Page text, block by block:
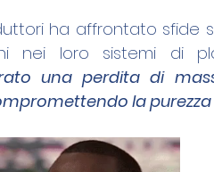
ha affrontato sfide
nei loro sistemi di
una perdita di
la purezza